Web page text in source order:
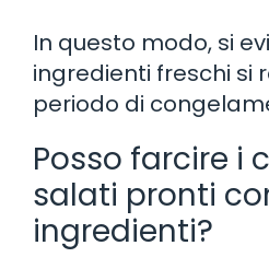
In questo modo, si
ingredienti freschi si
periodo di
Posso farcire i
salati pronti
ingredienti?